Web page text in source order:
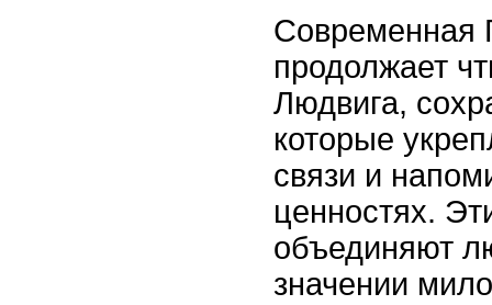
Современная
продолжает
Людвига,
которые
связи и
ценностях.
объединяют
значении